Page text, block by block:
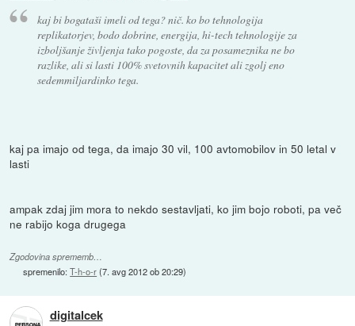
kaj bi bogataši imeli od tega? nič. ko bo tehnologija
replikatorjev, bodo dobrine, energija, hi-tech tehnologije za
izboljšanje življenja tako pogoste, da za posameznika ne bo
razlike, ali si lasti 100% svetovnih kapacitet ali zgolj eno
sedemmiljardinko tega.
kaj pa imajo od tega, da imajo 30 vil, 100 avtomobilov in 50 letal v
lasti
ampak zdaj jim mora to nekdo sestavljati, ko jim bojo roboti, pa več
ne rabijo koga drugega
Zgodovina sprememb…
spremenilo:T-h-o-r(7. avg 2012 ob 20:29)
digitalcek